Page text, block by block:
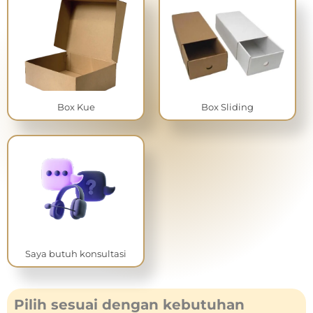
Box Kue Box Sliding
Saya butuh konsultasi
Pilih sesuai dengan kebutuhan
Tentukan Kuantitas Kemasan Yang akan kamu cetak.
isi data dan kirim spesifikasi
Saya Mengerti